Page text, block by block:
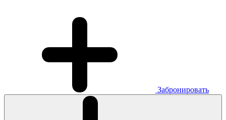
Забронировать